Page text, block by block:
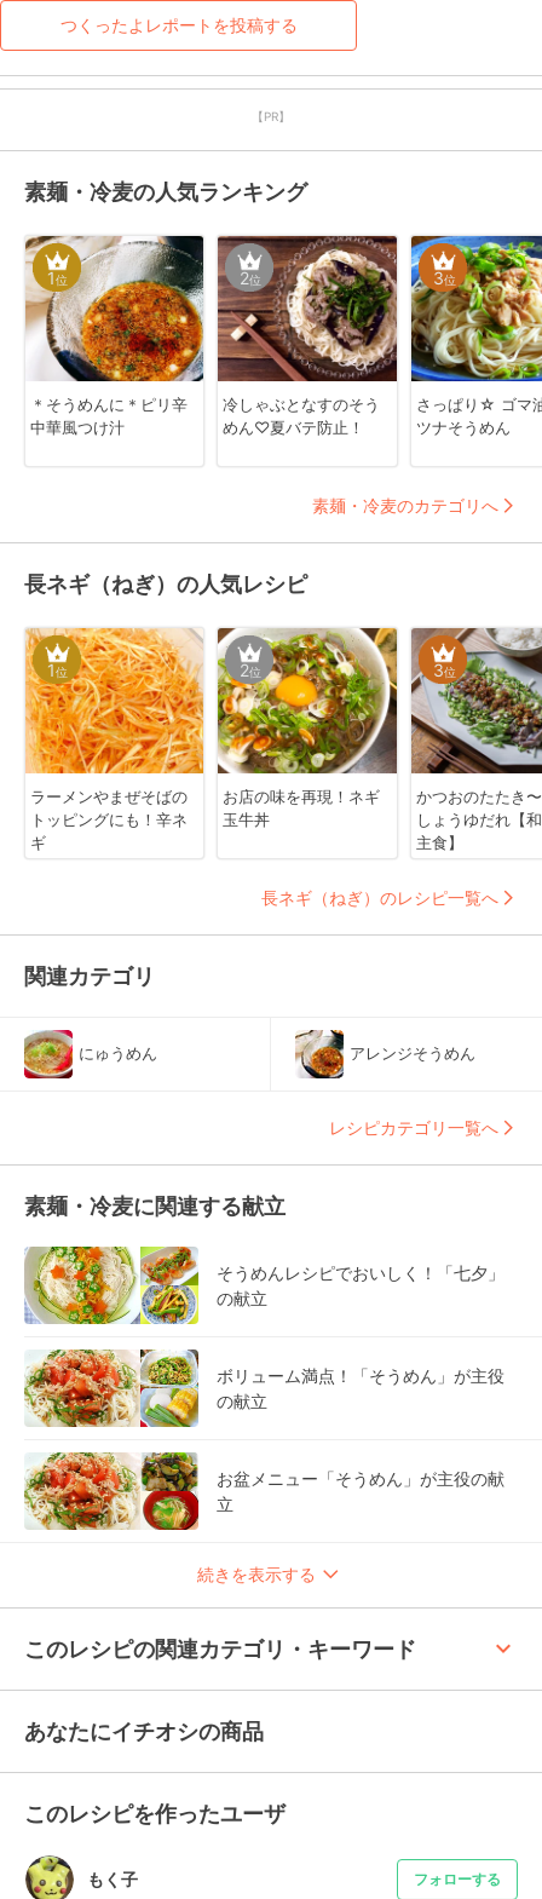
つくったよレポートを投稿する
【PR】
素麺・冷麦の人気ランキング
1位
＊そうめんに＊ピリ辛
中華風つけ汁
2位
冷しゃぶとなすのそう
めん♡夏バテ防止！
3位
さっぱり☆ ゴマ
ツナそうめん
素麺・冷麦のカテゴリへ
長ネギ（ねぎ）の人気レシピ
1位
ラーメンやまぜそばの
トッピングにも！辛ネ
ギ
2位
お店の味を再現！ネギ
玉牛丼
3位
かつおのたたき
しょうゆだれ【
主食】
長ネギ（ねぎ）のレシピ一覧へ
関連カテゴリ
にゅうめん アレンジそうめん
レシピカテゴリ一覧へ
素麺・冷麦に関連する献立
そうめんレシピでおいしく！「七夕」
の献立
ボリューム満点！「そうめん」が主役
の献立
お盆メニュー「そうめん」が主役の献
立
続きを表示する
このレシピの関連カテゴリ・キーワード keyboard_arrow_up
あなたにイチオシの商品
このレシピを作ったユーザ
もく子 フォローする